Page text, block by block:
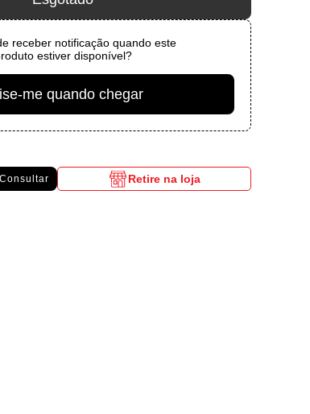
receber notificação quando este
estiver disponível?
me quando chegar
Consultar
Retire na loja